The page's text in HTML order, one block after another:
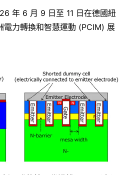
年 6 月 9 日至 11 日在德國紐
力轉換和智慧運動 (PCIM) 展